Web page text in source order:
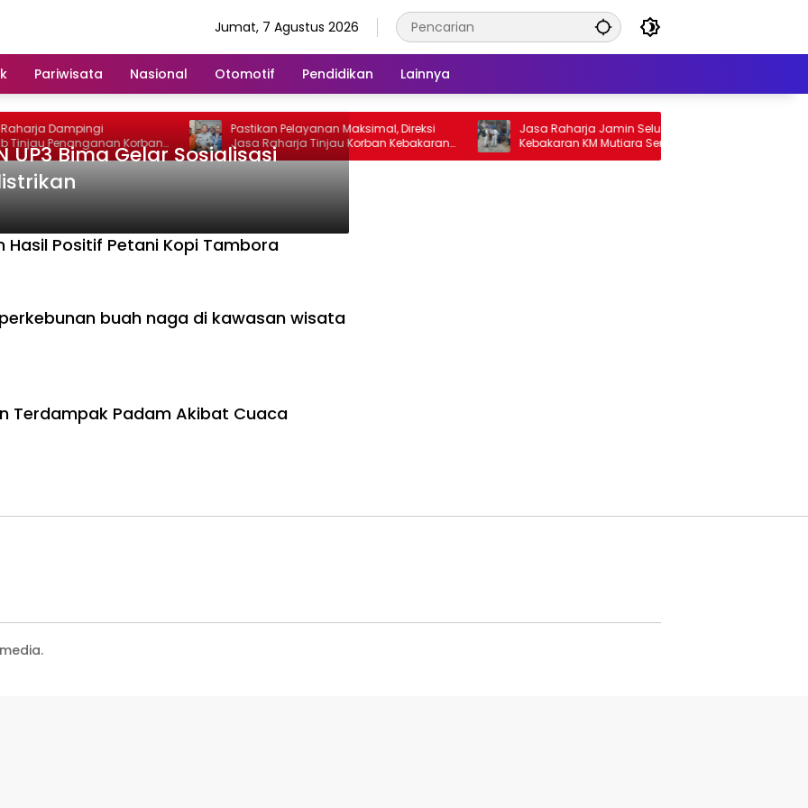
Jumat, 7 Agustus 2026
Pariwisata Nasional Otomotif Pendidikan Lainnya
Dampingi
Penanganan Korban
II di RS PHC
Pastikan Pelayanan Maksimal, Direksi
Jasa Raharja Tinjau Korban Kebakaran
KM Mutiara Sentosa II
Jasa Raharja Jamin Seluruh Korban
Kebakaran KM Mutiara Sentosa II di
Perairan Sumenep
UP3 Bima Gelar Sosialisasi
Hasil Positif Petani Kopi Tambora
buah naga di kawasan wisata
Terdampak Padam Akibat Cuaca